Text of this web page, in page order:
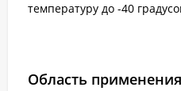
температуру до -40
Область применения